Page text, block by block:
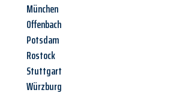
München
Offenbach
Potsdam
Rostock
Stuttgart
Würzburg